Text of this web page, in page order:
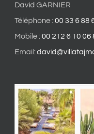
David GARNIER
Téléphone :00 33 6 88
Mobile :00 212 6 10 06
Email: